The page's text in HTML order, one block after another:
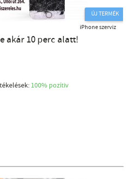
ÚJ TERMÉK
iPhone szerviz
akár 10 perc alatt!
100% pozítiv